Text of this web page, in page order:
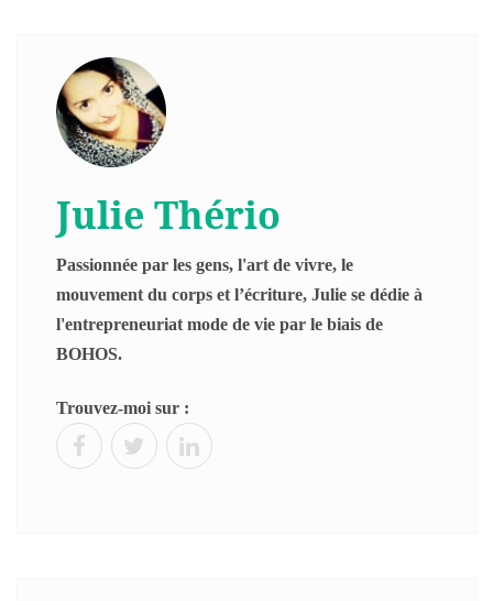
Julie Thério
Passionnée par les gens, l'art de vivre, le
mouvement du corps et l’écriture, Julie se dédie à
l'entrepreneuriat mode de vie par le biais de
BOHOS.
Trouvez-moi sur :